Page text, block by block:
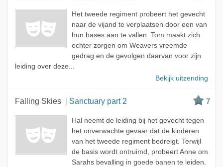
Het tweede regiment probeert het gevecht
naar de vijand te verplaatsen door een van
hun bases aan te vallen. Tom maakt zich
echter zorgen om Weavers vreemde
gedrag en de gevolgen daarvan voor zijn
leiding over deze...
Bekijk uitzending
Falling Skies Sanctuary part 2 7
Hal neemt de leiding bij het gevecht tegen
het onverwachte gevaar dat de kinderen
van het tweede regiment bedreigt. Terwijl
de basis wordt ontruimd, probeert Anne om
Sarahs bevalling in goede banen te leiden.